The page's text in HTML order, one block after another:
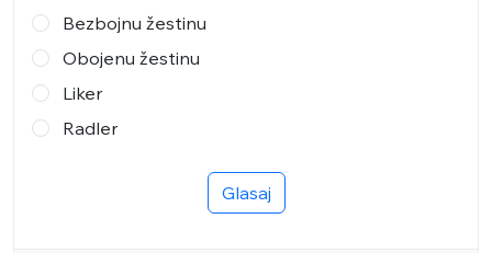
Bezbojnu žestinu
Obojenu žestinu
Liker
Radler
Glasaj